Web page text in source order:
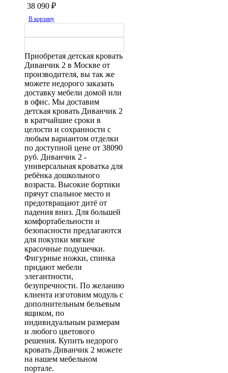
38 090 ₽
В корзину
Приобретая детская кровать
Диванчик 2 в Москве от
производителя, вы так же
можете недорого заказать
доставку мебели домой или
в офис. Мы доставим
детская кровать Диванчик 2
в кратчайшие сроки в
целости и сохранности с
любым вариантом отделки
по доступной цене от 38090
руб. Диванчик 2 -
универсальная кроватка для
ребёнка дошкольного
возраста. Высокие бортики
прячут спальное место и
предотвращают дитё от
падения вниз. Для большей
комфортабельности и
безопасности предлагаются
для покупки мягкие
красочные подушечки.
Фигурные ножки, спинка
придают мебели
элегантности,
безупречности. По желанию
клиента изготовим модуль с
дополнительным бельевым
ящиком, по
индивидуальным размерам
и любого цветового
решения. Купить недорого
кровать Диванчик 2 можете
на нашем мебельном
портале.